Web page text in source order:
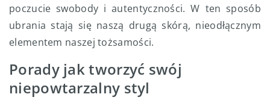
poczucie swobody i autentyczności. W ten sposób
ubrania stają się naszą drugą skórą, nieodłącznym
elementem naszej tożsamości.
Porady jak tworzyć swój
niepowtarzalny styl